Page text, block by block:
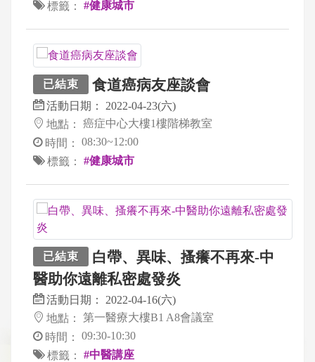
標籤：
#健康城市
已結束 食道癌病友座談會
活動日期：
2022-04-23(六)
地點：
癌症中心大樓1樓階梯教室
時間：
08:30~12:00
標籤：
#健康城市
已結束
白帶、異味、搔癢不再來-中
醫助你遠離私密處發炎
活動日期：
2022-04-16(六)
地點：
第一醫療大樓B1 A8會議室
時間：
09:30-10:30
標籤：
#中醫講座